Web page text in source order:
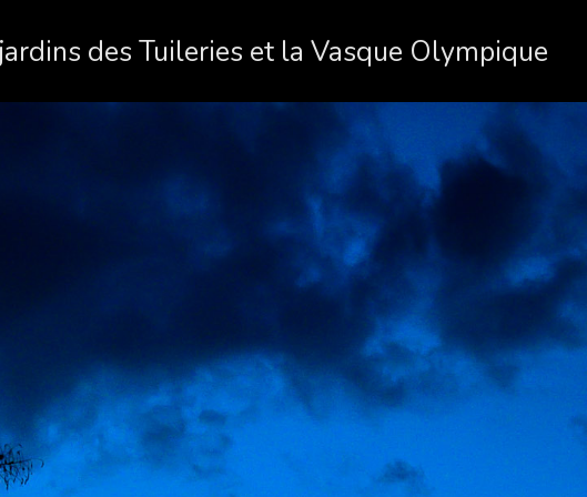
des Tuileries et la Vasque Olympique